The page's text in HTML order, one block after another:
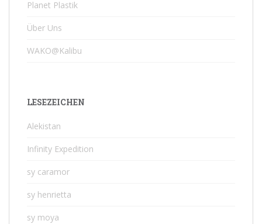
Planet Plastik
Über Uns
WAKO@Kalibu
LESEZEICHEN
Alekistan
Infinity Expedition
sy caramor
sy henrietta
sy moya